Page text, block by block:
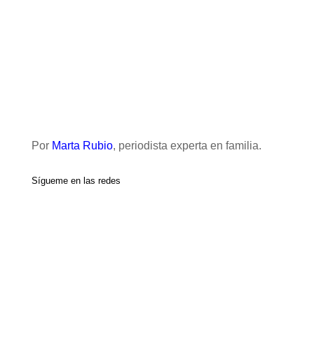
Por Marta Rubio, periodista experta en familia.
Sígueme en las redes